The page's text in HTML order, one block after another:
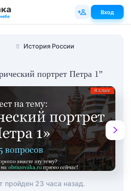
🏺
История России
портрет Петра 1”
пройден 23 часа назад.
Вход